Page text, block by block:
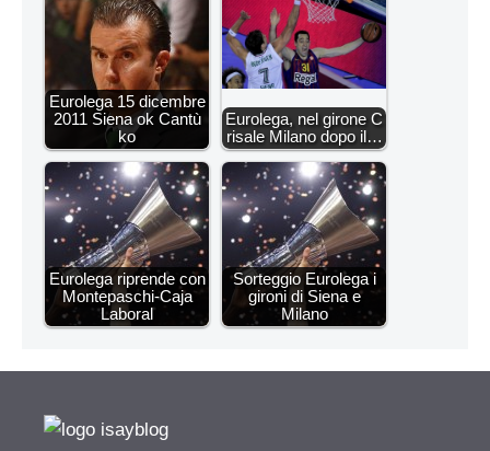
Eurolega 15 dicembre
2011 Siena ok Cantù
ko
Eurolega, nel girone C
risale Milano dopo il…
Eurolega riprende con
Montepaschi-Caja
Laboral
Sorteggio Eurolega i
gironi di Siena e
Milano